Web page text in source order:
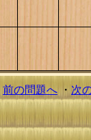
前の問題へ・次